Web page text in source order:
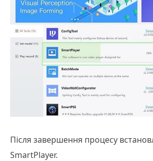
Після завершення процесу
SmartPlayer.